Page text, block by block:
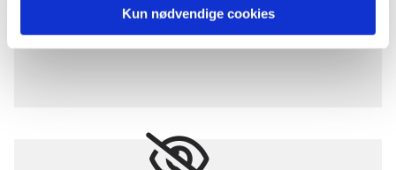
Kun nødvendige cookies
973 33 111
kinntaxi@yahoo.com